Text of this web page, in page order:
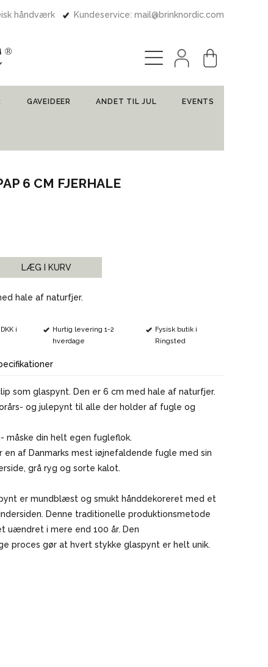
håndværk Kundeservice: mail@brinknordic.com
GAVEIDEER ANDET TIL JUL EVENTS
6 CM FJERHALE
LÆG I KURV
hale af naturfjer.
i
Hurtig levering 1-2
hverdage
Fysisk butik i
Ringsted
som glaspynt. Den er 6 cm med hale af naturfjer.
og julepynt til alle der holder af fugle og
måske din helt egen fugleflok.
en af Danmarks mest iøjnefaldende fugle med sin
grå ryg og sorte kalot.
er mundblæst og smukt hånddekoreret med et
Denne traditionelle produktionsmetode
uændret i mere end 100 år. Den
proces gør at hvert stykke glaspynt er helt unik.